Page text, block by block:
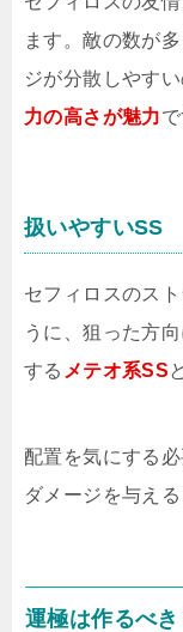
ます。敵の数が
ジが分散しやす
力の高さが魅力で
扱いやすいSS
セフィロスのス
うに、狙った方
する メテオ系SS
配置を気にする
ダメージを与え
運極は作るべき